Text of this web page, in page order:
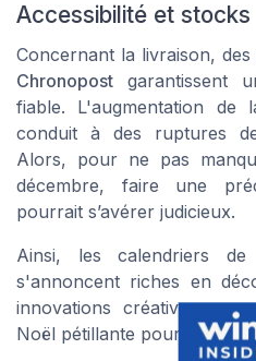
Accessibilité et stocks
Concernant la livraison, des
Chronopost garantissent
fiable. L'augmentation de
conduit à des ruptures
Alors, pour ne pas
décembre, faire une
pourrait s’avérer judicieux.
Ainsi, les calendriers
s'annoncent riches en
innovations créatives,
Noël pétillante pour tous les